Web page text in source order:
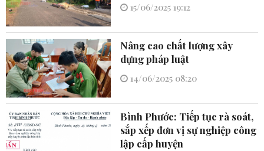
15/06/2025 19:12
Nâng cao chất lượng xây
dựng pháp luật
14/06/2025 08:20
Bình Phước: Tiếp tục rà soát,
sắp xếp đơn vị sự nghiệp công
lập cấp huyện